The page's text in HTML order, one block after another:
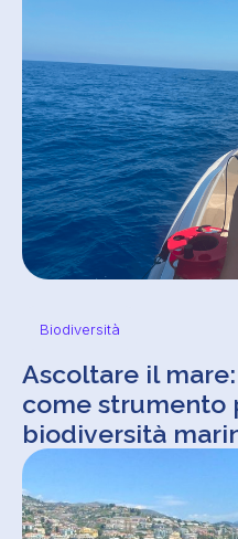
Biodiversità
Ascoltare il
come strumento
biodiversità